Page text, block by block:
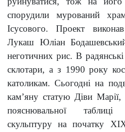
спорудили мурований
Ісусового. Проект
Лукаш Юліан
неготичних рис. В
склотари, а з 1990 року
католикам. Сьогодні на
кам’яну статую Діви Марії,
пояснювальної
скульптуру на початку